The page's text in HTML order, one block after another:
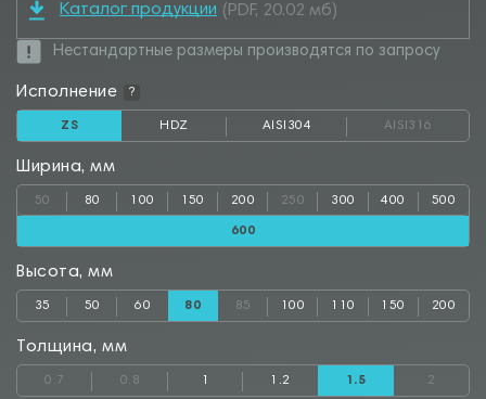
Каталог продукции (PDF, 20.02 мб)
Нестандартные размеры производятся по запросу
Исполнение ?
ZS HDZ AISI304 AISI316
Ширина, мм
50 80 100 150 200 250 300 400 500
600
Высота, мм
35 50 60 80 85 100 110 150 200
Толщина, мм
0.7 0.8 1.2 1.5 2